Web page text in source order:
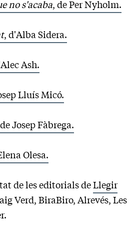
no s'acaba, de Per Nyholm.
, d'Alba Sidera.
Ash.
Lluís Micó.
Josep Fàbrega.
Olesa.
de les editorials deLlegir
Verd, BiraBiro, Alrevés, Les